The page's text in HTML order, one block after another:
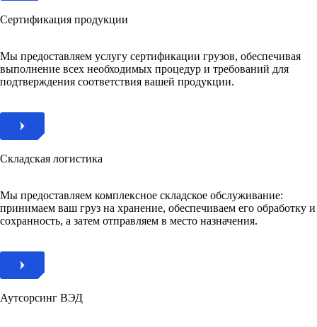
Сертификация продукции
Мы предоставляем услугу сертификации грузов, обеспечивая
выполнение всех необходимых процедур и требований для
подтверждения соответствия вашей продукции.
Складская логистика
Мы предоставляем комплексное складское обслуживание:
принимаем ваш груз на хранение, обеспечиваем его обработку и
сохранность, а затем отправляем в место назначения.
Аутсорсинг ВЭД